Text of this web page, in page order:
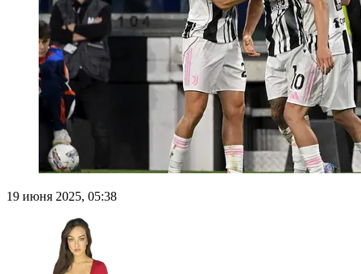
19 июня 2025, 05:38